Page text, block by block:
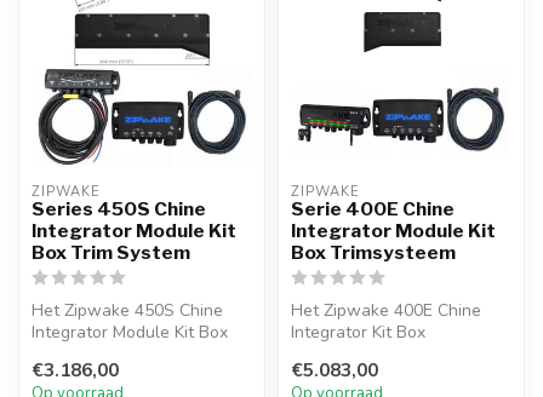
ZIPWAKE
Series 450S Chine
Integrator Module Kit
Box Trim System
Het Zipwake 450S Chine
Integrator Module Kit Box
dynamisch sy...
€3.186,00
ZIPWAKE
Serie 400E Chine
Integrator Module Kit
Box Trimsysteem
Het Zipwake 400E Chine
Integrator Kit Box
dynamisch systeem v...
€5.083,00